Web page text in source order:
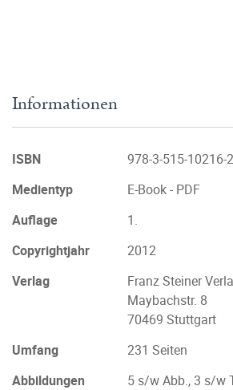
Informationen
ISBN
978-3-515-10216-2
Medientyp
E-Book - PDF
Auflage
1.
Copyrightjahr
2012
Verlag
Franz Steiner
Maybachstr. 8
70469 Stuttgart
Umfang
231 Seiten
Abbildungen
5 s/w Abb., 3 s/w